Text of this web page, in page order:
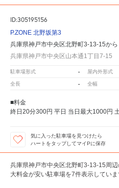
ID:305195156
P.ZONE 北野坂第3
兵庫県神戸市中央区北野町3-13-15から
兵庫県神戸市中央区山本通1丁目7-15
駐車場形式 - 屋内外形式
全長 - 全幅
■料金
終日20分300円 平日 当日最大1000円
気に入った駐車場を見つけたら
ハートをタップしてマイPに保存
兵庫県神戸市中央区北野町3-13-15周
大料金が安い駐車場を7件表示していま